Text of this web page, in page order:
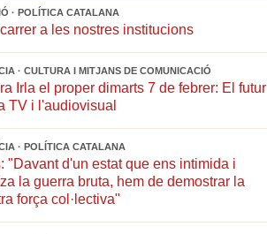
· POLÍTICA CATALANA
a les nostres institucions
· CULTURA I MITJANS DE COMUNICACIÓ
Irla el proper dimarts 7 de febrer: El futur
TV i l'audiovisual
· POLÍTICA CATALANA
"Davant d'un estat que ens intimida i
la guerra bruta, hem de demostrar la
força col·lectiva"